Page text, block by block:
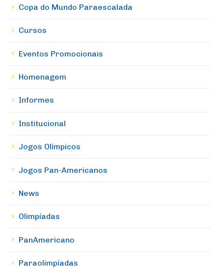
Copa do Mundo Paraescalada
Cursos
Eventos Promocionais
Homenagem
Informes
Institucional
Jogos Olímpicos
Jogos Pan-Americanos
News
Olimpíadas
PanAmericano
Paraolimpíadas